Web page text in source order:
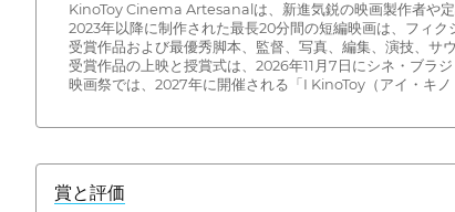
KinoToy Cinema Artesanalは、新進気鋭の映画製作者や
2023年以降に制作された最長20分間の短編映画は、フィ
受賞作品および最優秀脚本、監督、写真、編集、演技、サ
受賞作品の上映と授賞式は、2026年11月7日にシネ・ブラ
映画祭では、2027年に開催される「I KinoToy（アイ・キ
賞と評価